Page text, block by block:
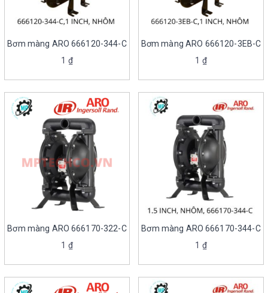
Bơm màng ARO 666120-344-C
1 ₫
Bơm màng ARO 666120-3EB-C
1 ₫
Bơm màng ARO 666170-322-C
1 ₫
Bơm màng ARO 666170-344-C
1 ₫